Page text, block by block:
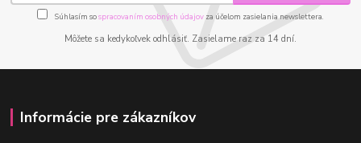
Súhlasím sospracovaním osobných údajov za účelom zasielania newslettera.
Môžete sa kedykoľvek odhlásiť. Zasielame raz za 14 dní.
Informácie pre zákazníkov